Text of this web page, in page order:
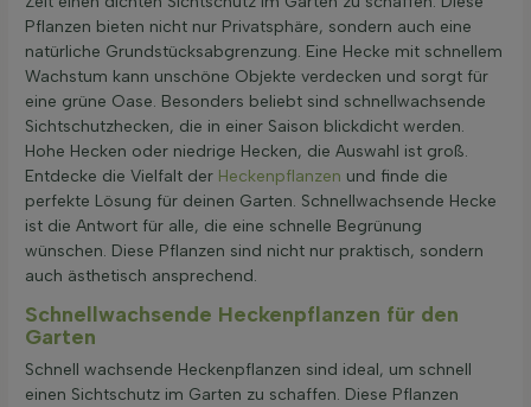
Pflanzen bieten nicht nur Privatsphäre, sondern auch eine
natürliche Grundstücksabgrenzung. Eine Hecke mit schnellem
Wachstum kann unschöne Objekte verdecken und sorgt für
eine grüne Oase. Besonders beliebt sind schnellwachsende
Sichtschutzhecken, die in einer Saison blickdicht werden.
Hohe Hecken oder niedrige Hecken, die Auswahl ist groß.
Entdecke die Vielfalt der Heckenpflanzen und finde die
perfekte Lösung für deinen Garten. Schnellwachsende Hecke
ist die Antwort für alle, die eine schnelle Begrünung
wünschen. Diese Pflanzen sind nicht nur praktisch, sondern
auch ästhetisch ansprechend.
Schnellwachsende Heckenpflanzen für den
Garten
Schnell wachsende Heckenpflanzen sind ideal, um schnell
einen Sichtschutz im Garten zu schaffen. Diese Pflanzen